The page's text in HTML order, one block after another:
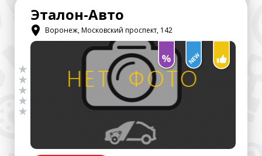
Эталон-Авто
Воронеж, Московский проспект, 142